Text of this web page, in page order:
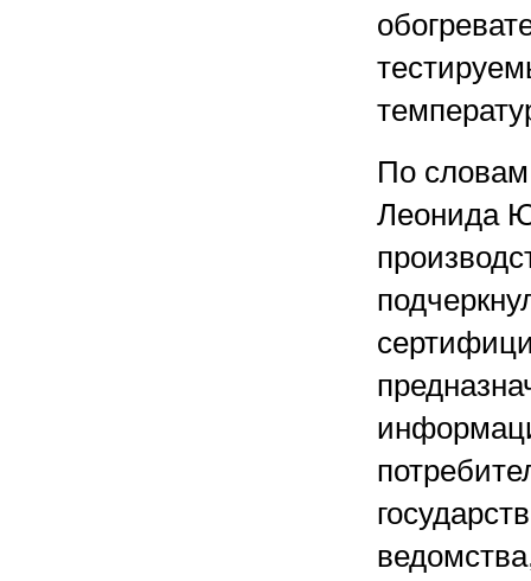
По
Леонида